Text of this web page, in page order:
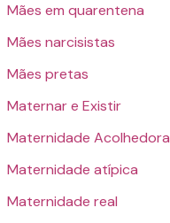
Mães em quarentena
Mães narcisistas
Mães pretas
Maternar e Existir
Maternidade Acolhedora
Maternidade atípica
Maternidade real